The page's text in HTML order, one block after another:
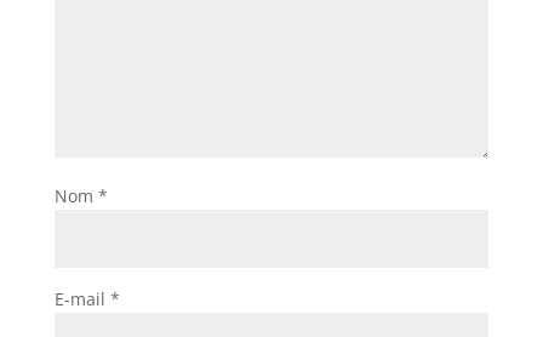
Nom *
E-mail *